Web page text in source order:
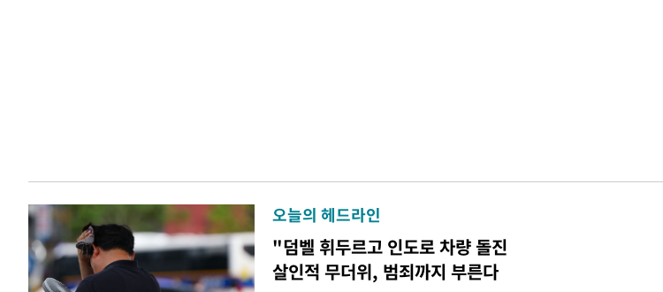
오늘의 헤드라인
"덤벨 휘두르고 인도로 차량 돌진
살인적 무더위, 범죄까지 부른다